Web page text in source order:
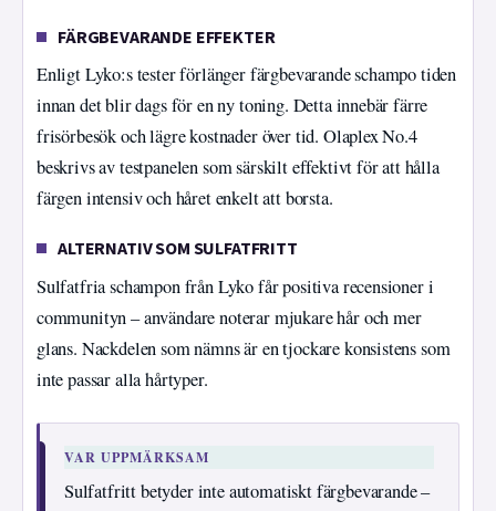
FÄRGBEVARANDE EFFEKTER
Enligt Lyko:s tester förlänger färgbevarande schampo tiden
innan det blir dags för en ny toning. Detta innebär färre
frisörbesök och lägre kostnader över tid. Olaplex No.4
beskrivs av testpanelen som särskilt effektivt för att hålla
färgen intensiv och håret enkelt att borsta.
ALTERNATIV SOM SULFATFRITT
Sulfatfria schampon från Lyko får positiva recensioner i
communityn – användare noterar mjukare hår och mer
glans. Nackdelen som nämns är en tjockare konsistens som
inte passar alla hårtyper.
VAR UPPMÄRKSAM
Sulfatfritt betyder inte automatiskt färgbevarande –